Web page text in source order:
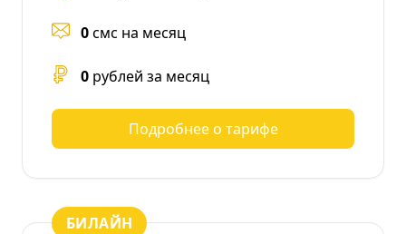
0смс на месяц
0 рублей за месяц
Подробнее о тарифе
БИЛАЙН